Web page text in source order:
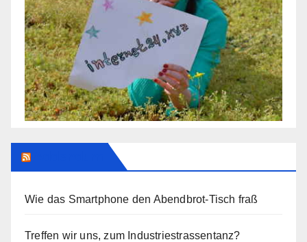
Wie das Smartphone den Abendbrot-Tisch fraß
Treffen wir uns, zum Industriestrassentanz?